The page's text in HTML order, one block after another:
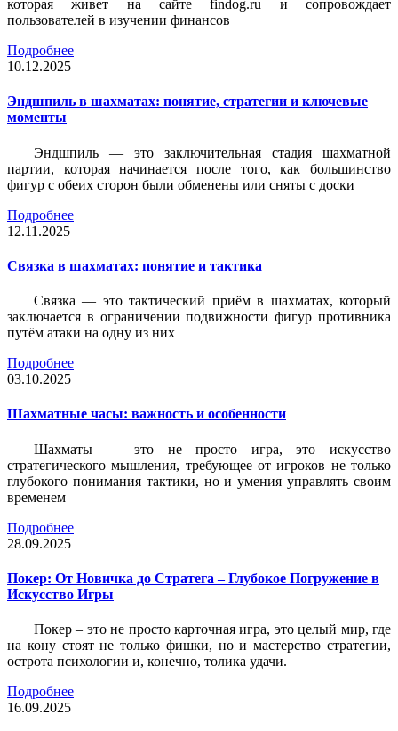
которая живет на сайте findog.ru и сопровождает
пользователей в изучении финансов
Подробнее
10.12.2025
Эндшпиль в шахматах: понятие, стратегии и ключевые
моменты
Эндшпиль — это заключительная стадия шахматной
партии, которая начинается после того, как большинство
фигур с обеих сторон были обменены или сняты с доски
Подробнее
12.11.2025
Связка в шахматах: понятие и тактика
Связка — это тактический приём в шахматах, который
заключается в ограничении подвижности фигур противника
путём атаки на одну из них
Подробнее
03.10.2025
Шахматные часы: важность и особенности
Шахматы — это не просто игра, это искусство
стратегического мышления, требующее от игроков не только
глубокого понимания тактики, но и умения управлять своим
временем
Подробнее
28.09.2025
Покер: От Новичка до Стратега – Глубокое Погружение в
Искусство Игры
Покер – это не просто карточная игра, это целый мир, где
на кону стоят не только фишки, но и мастерство стратегии,
острота психологии и, конечно, толика удачи.
Подробнее
16.09.2025